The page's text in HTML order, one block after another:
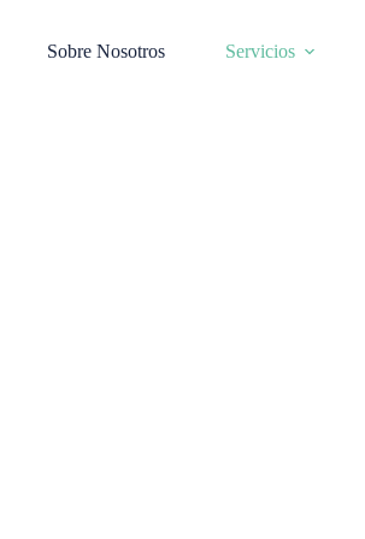
Sobre Nosotros Servicios